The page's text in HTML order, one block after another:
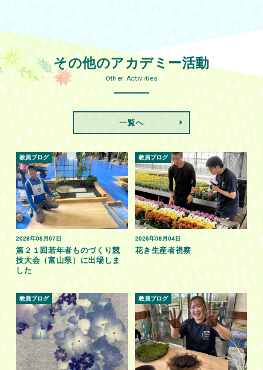
その他のアカデミー活動
Other Activities
一覧へ
2026年08月07日
教員ブログ
第２１回若年者ものづくり競
技大会（富山県）に出場しま
した
2026年08月04日
教員ブログ
花き生産者視察
教員ブログ 教員ブログ